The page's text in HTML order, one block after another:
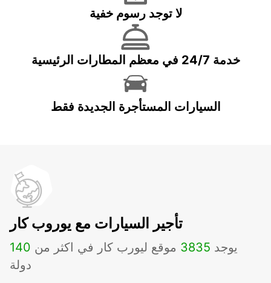
لا توجد رسوم خفية
خدمة 24/7 في معظم المطارات الرئيسية
السيارات المستأجرة الجديدة فقط
تأجير السيارات مع يوروب كار
يوجد 3835 موقع ليورب كار في اكثر من 140
دولة